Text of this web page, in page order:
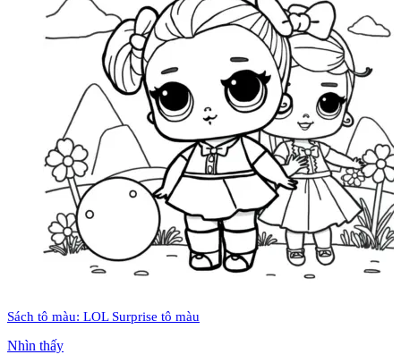
Sách tô màu: LOL Surprise tô màu
Nhìn thấy